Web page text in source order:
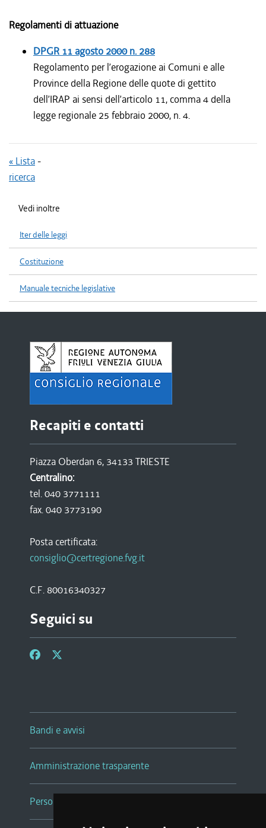
Regolamenti di attuazione
DPGR 11 agosto 2000n. 288
Regolamento per l’erogazione ai Comuni e alle
Province della Regione delle quote di gettito
dell’IRAP ai sensi dell’articolo 11, comma 4 della
legge regionale 25 febbraio 2000, n. 4.
« Lista-
ricerca
Vedi inoltre
Iter delle leggi
Costituzione
Manuale tecniche legislative
Recapiti e contatti
Piazza Oberdan 6, 34133 TRIESTE
Centralino:
tel. 040 3771111
fax. 040 3773190
Posta certificata:
consiglio@certregione.fvg.it
C.F. 80016340327
Seguici su
Bandi e avvisi
Amministrazione trasparente
Persone e Uffici